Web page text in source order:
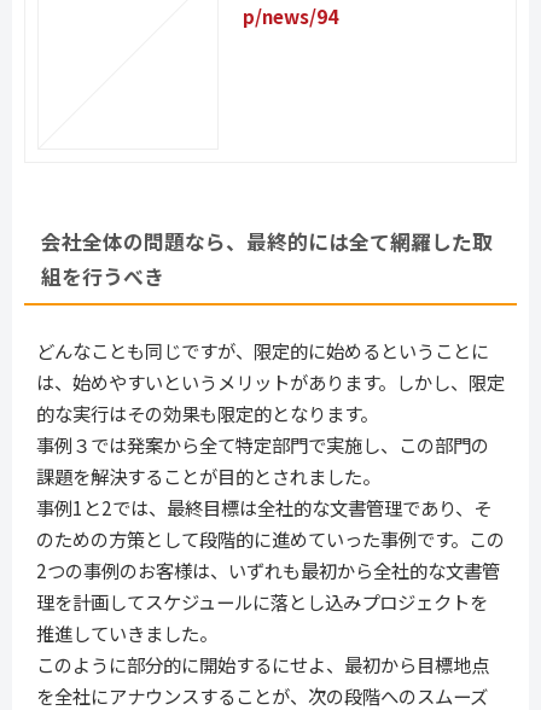
p/news/94
会社全体の問題なら、最終的には全て網羅した取
組を行うべき
どんなことも同じですが、限定的に始めるということに
は、始めやすいというメリットがあります。しかし、限定
的な実行はその効果も限定的となります。
事例３では発案から全て特定部門で実施し、この部門の
課題を解決することが目的とされました。
事例1と2では、最終目標は全社的な文書管理であり、そ
のための方策として段階的に進めていった事例です。この
2つの事例のお客様は、いずれも最初から全社的な文書管
理を計画してスケジュールに落とし込みプロジェクトを
推進していきました。
このように部分的に開始するにせよ、最初から目標地点
を全社にアナウンスすることが、次の段階へのスムーズ